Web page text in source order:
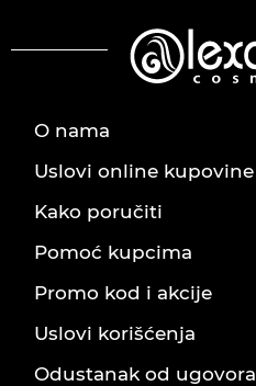
O nama
Uslovi online kupovine
Kako poručiti
Pomoć kupcima
Promo kod i akcije
Uslovi korišćenja
Odustanak od ugovora